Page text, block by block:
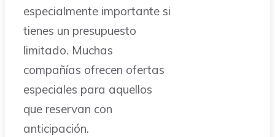
especialmente importante si
tienes un presupuesto
limitado. Muchas
compañías ofrecen ofertas
especiales para aquellos
que reservan con
anticipación.